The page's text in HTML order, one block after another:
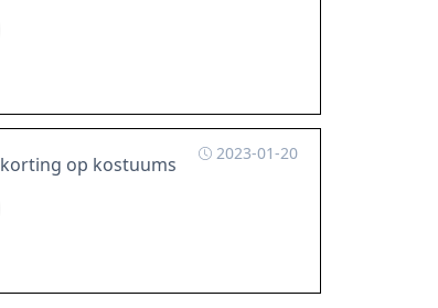
2023-01-20
korting op kostuums